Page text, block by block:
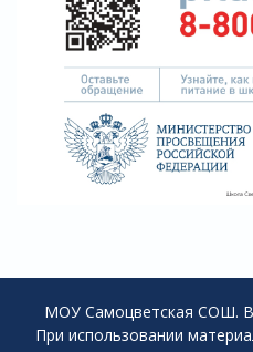
МОУ Самоцветская СОШ.
При использовании